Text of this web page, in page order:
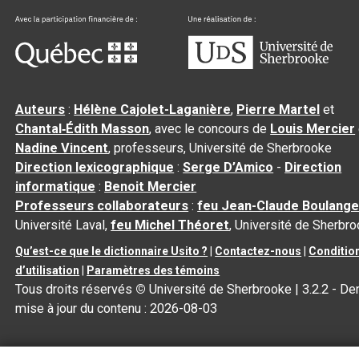
Auteurs : Hélène Cajolet-Laganière, Pierre Martel et
Chantal‑Édith Masson, avec le concours de Louis Mercier
Nadine Vincent, professeurs, Université de Sherbrooke
Direction lexicographique :Serge D’Amico - Direction
informatique : Benoit Mercier
Professeurs collaborateurs :feu Jean-Claude
Université Laval,feu Michel Théoret, Université de
Qu’est-ce que le dictionnaire Usito ? Contactez-nous
d’utilisation
Paramètres des témoins
Tous droits réservés © Université de Sherbrooke |3.2.2 -
mise à jour du contenu :2026-08-03